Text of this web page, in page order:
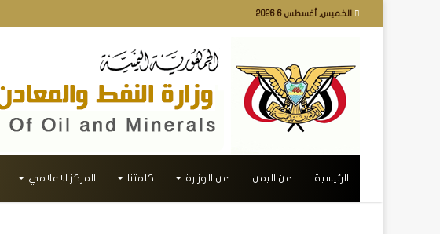
الخميس, أغسطس 6 2026
الرئيسية عن اليمن عن الوزارة كلمتنا المركز الاعلامي